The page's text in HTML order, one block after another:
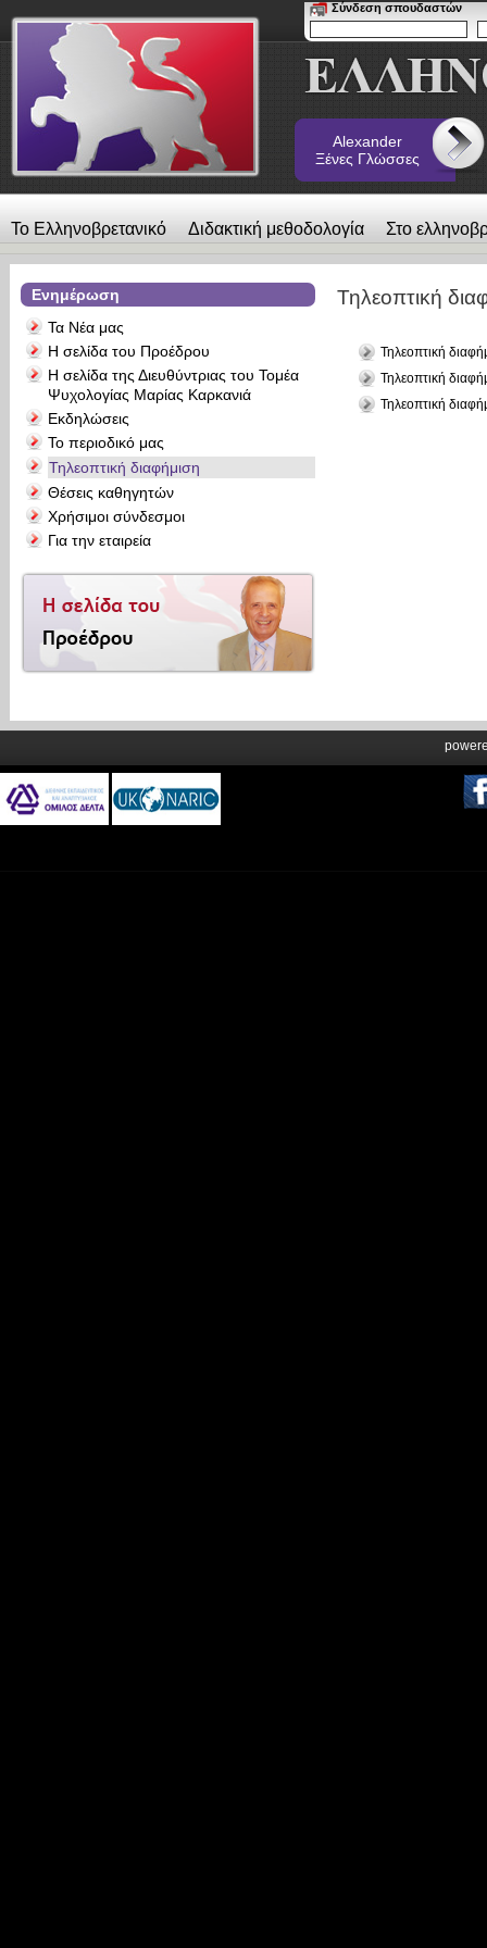
Σύνδεση σπουδαστών
Alexander
Ξένες Γλώσσες
Το Ελληνοβρετανικό Διδακτική μεθοδολογία Στο
λεύκωμα Επικοινωνία Alexander Ξένες Γλώσσες
Ενημέρωση
Τα Νέα μας
Η σελίδα του Προέδρου
Η σελίδα της Διευθύντριας του Τομέα
Ψυχολογίας Μαρίας Καρκανιά
Εκδηλώσεις
Το περιοδικό μας
Τηλεοπτική διαφήμιση
Θέσεις καθηγητών
Χρήσιμοι σύνδεσμοι
Για την εταιρεία
Τηλεοπτική
Τηλεοπτική
Τηλεοπτική
Τηλεοπτική